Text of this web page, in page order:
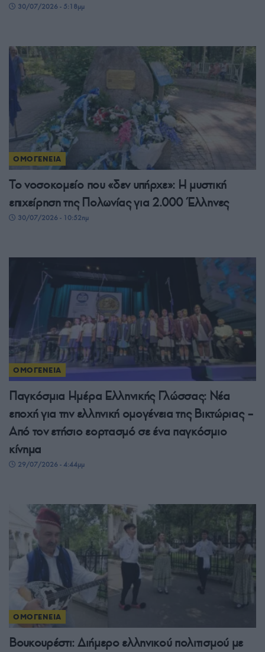
30/07/2026 - 5:18μμ
ΟΜΟΓΕΝΕΙΑ
Το νοσοκομείο που «δεν υπήρχε»: Η μυστική
επιχείρηση της Πολωνίας για 2.000 Έλληνες
30/07/2026 - 10:52πμ
ΟΜΟΓΕΝΕΙΑ
Παγκόσμια Ημέρα Ελληνικής Γλώσσας: Νέα
εποχή για την ελληνική ομογένεια της Βικτώριας –
Από τον ετήσιο εορτασμό σε ένα παγκόσμιο
κίνημα
29/07/2026 - 4:44μμ
ΟΜΟΓΕΝΕΙΑ
Βουκουρέστι: Διήμερο ελληνικού πολιτισμού με